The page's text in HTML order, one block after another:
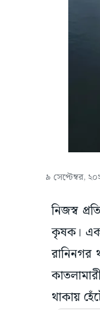
৯ সেপ্টেম্বর,
নিজস্ব
কৃষক।
রানিনগর
থাকায়